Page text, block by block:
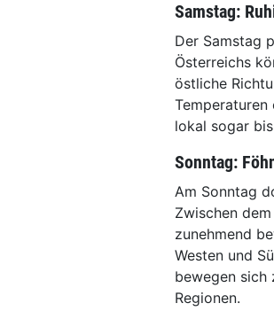
Samstag:
Der Samstag
Österreichs
östliche
Temperaturen
lokal sogar
Sonntag:
Am Sonntag
Zwischen
zunehmend
Westen und
bewegen sich
Regionen.